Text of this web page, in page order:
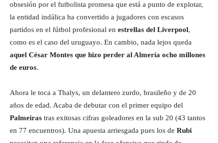
obsesión por el futbolista promesa que está a punto de explotar,
la entidad indálica ha convertido a jugadores con escasos
partidos en el fútbol profesional en estrellas del Liverpool,
como es el caso del uruguayo. En cambio, nada lejos queda
aquel César Montes que hizo perder al Almería ocho millones
de euros.
Ahora le toca a Thalys, un delantero zurdo, brasileño y de 20
años de edad. Acaba de debutar con el primer equipo del
Palmeiras tras exitosas cifras goleadores en la sub 20 (43 tantos
en 77 encuentros). Una apuesta arriesgada pues los de Rubi